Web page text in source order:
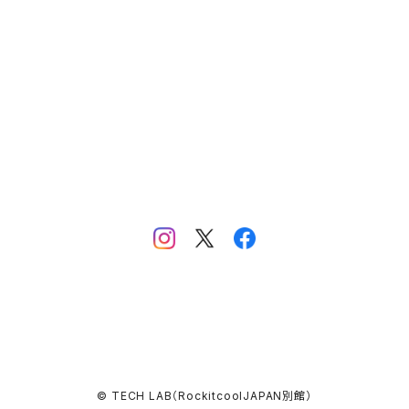
© TECH LAB（RockitcoolJAPAN別館）